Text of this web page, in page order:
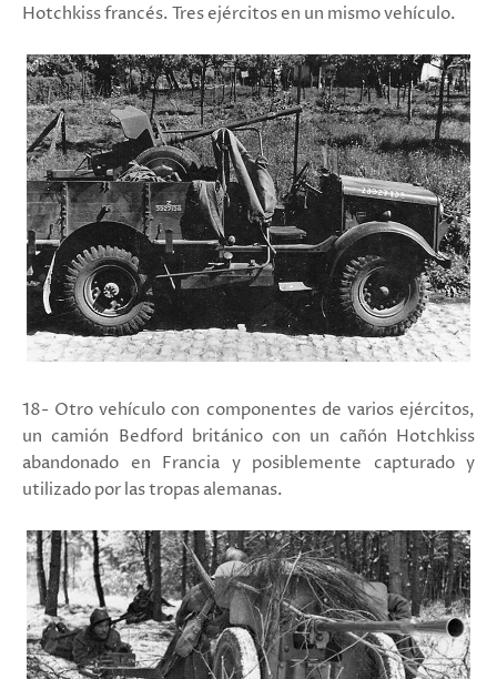
Hotchkiss francés. Tres ejércitos en un mismo vehículo.
18- Otro vehículo con componentes de varios ejércitos,
un camión Bedford británico con un cañón Hotchkiss
abandonado en Francia y posiblemente capturado y
utilizado por las tropas alemanas.